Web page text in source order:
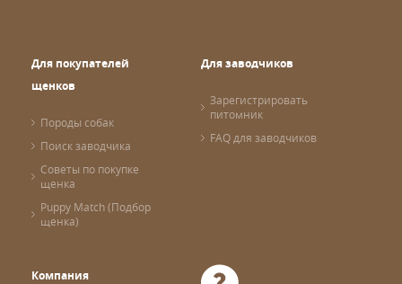
Для покупателей
щенков
Породы собак
Поиск заводчика
Советы по покупке
щенка
Puppy Match (Подбор
щенка)
Для заводчиков
Зарегистрировать
питомник
FAQ для заводчиков
Компания